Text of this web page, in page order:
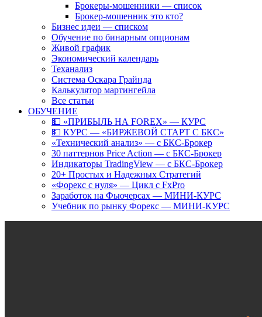
Брокеры-мошенники — список
Брокер-мошенник это кто?
Бизнес идеи — списком
Обучение по бинарным опционам
Живой график
Экономический календарь
Теханализ
Система Оскара Грайнда
Калькулятор мартингейла
Все статьи
ОБУЧЕНИЕ
💵 «ПРИБЫЛЬ НА FOREX» — КУРС
💵 КУРС — «БИРЖЕВОЙ СТАРТ С БКС»
«Технический анализ» — с БКС-Брокер
30 паттернов Price Action — с БКС-Брокер
Индикаторы TradingView — с БКС-Брокер
20+ Простых и Надежных Стратегий
«Форекс с нуля» — Цикл с FxPro
Заработок на Фьючерсах — МИНИ-КУРС
Учебник по рынку Форекс — МИНИ-КУРС